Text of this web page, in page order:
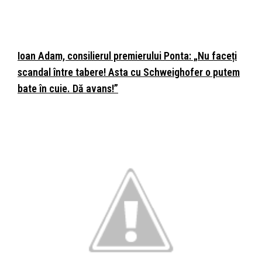
Ioan Adam, consilierul premierului Ponta: „Nu faceți
scandal între tabere! Asta cu Schweighofer o putem
bate în cuie. Dă avans!”